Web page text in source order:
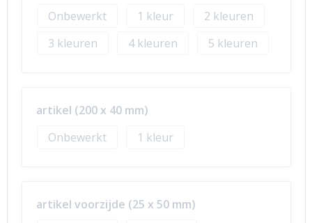
Onbewerkt
1
2
3
4 5
artikel (200 x 40 mm)
Onbewerkt
1
artikel voorzijde (25 x 50 mm)